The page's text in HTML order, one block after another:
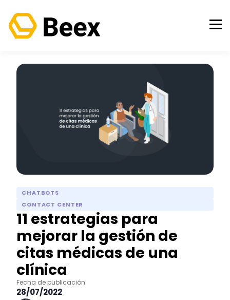
CHATBOTS
CONTACT CENTER
11 estrategias para
mejorar la gestión de
citas médicas de una
clínica
Fecha de publicación
28/07/2022